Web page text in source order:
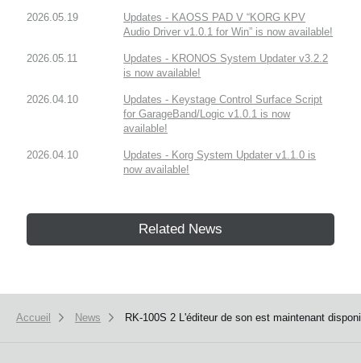
2026.05.19
Updates - KAOSS PAD V “KORG KPV
Audio Driver v1.0.1 for Win” is now available!
2026.05.11
Updates - KRONOS System Updater v3.2.2
is now available!
2026.04.10
Updates - Keystage Control Surface Script
for GarageBand/Logic v1.0.1 is now
available!
2026.04.10
Updates - Korg System Updater v1.1.0 is
now available!
Related News
Accueil News RK-100S 2 L'éditeur de son est maintenant